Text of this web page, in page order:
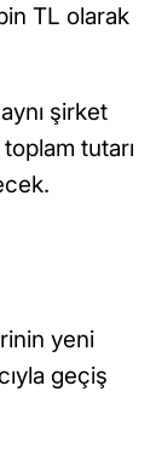
TL olarak
şirket
tutarı
yeni
geçiş